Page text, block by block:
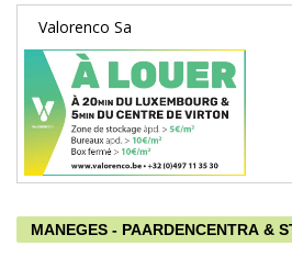
Valorenco Sa
MANEGES - PAARDENCENTRA &